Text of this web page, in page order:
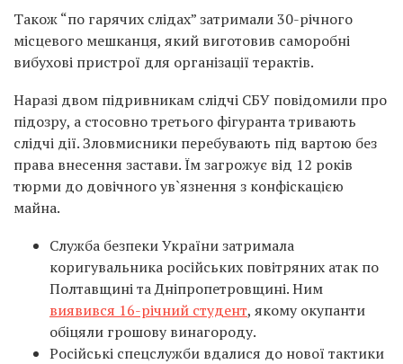
Також “по гарячих слідах” затримали 30-річного
місцевого мешканця, який виготовив саморобні
вибухові пристрої для організації терактів.
Наразі двом підривникам слідчі СБУ повідомили про
підозру, а стосовно третього фігуранта тривають
слідчі дії. Зловмисники перебувають під вартою без
права внесення застави. Їм загрожує від 12 років
тюрми до довічного ув`язнення з конфіскацією
майна.
Служба безпеки України затримала
коригувальника російських повітряних атак по
Полтавщині та Дніпропетровщині. Ним
виявився 16-річний студент, якому окупанти
обіцяли грошову винагороду.
Російські спецслужби вдалися до нової тактики